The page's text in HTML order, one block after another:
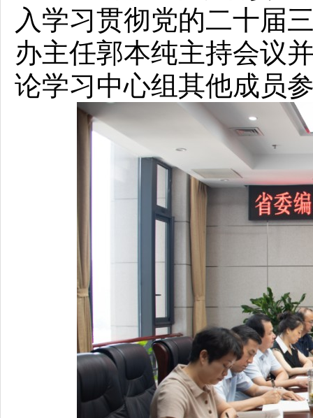
入学习贯彻党的二十届
办主任郭本纯主持会议
论学习中心组其他成员